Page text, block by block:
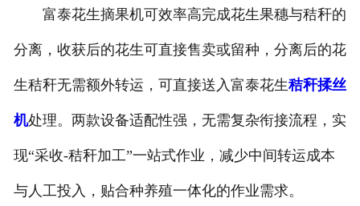
富泰花生摘果机可效率高完成花生果穗与秸秆的
分离，收获后的花生可直接售卖或留种，分离后的花
生秸秆无需额外转运，可直接送入富泰花生秸秆揉丝
机处理。两款设备适配性强，无需复杂衔接流程，实
现“采收-秸秆加工”一站式作业，减少中间转运成本
与人工投入，贴合种养殖一体化的作业需求。